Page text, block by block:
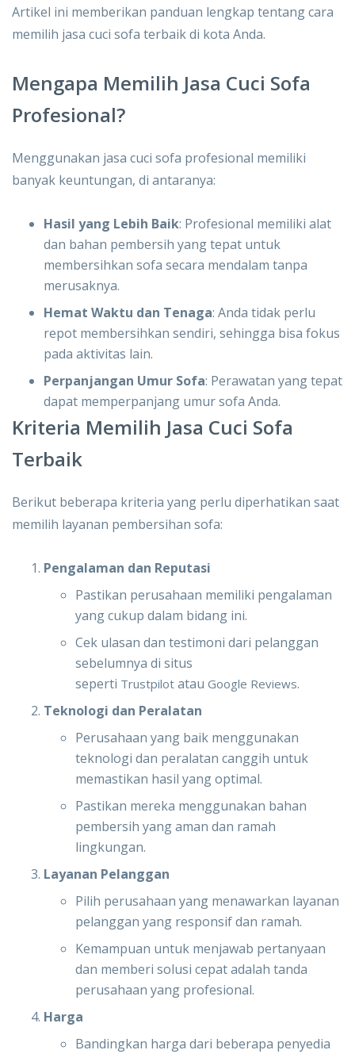
Artikel ini memberikan panduan lengkap tentang cara
memilih jasa cuci sofa terbaik di kota Anda.
Mengapa Memilih Jasa Cuci Sofa
Profesional?
Menggunakan jasa cuci sofa profesional memiliki
banyak keuntungan, di antaranya:
Hasil yang Lebih Baik: Profesional memiliki alat
dan bahan pembersih yang tepat untuk
membersihkan sofa secara mendalam tanpa
merusaknya.
Hemat Waktu dan Tenaga: Anda tidak perlu
repot membersihkan sendiri, sehingga bisa fokus
pada aktivitas lain.
Perpanjangan Umur Sofa: Perawatan yang tepat
dapat memperpanjang umur sofa Anda.
Kriteria Memilih Jasa Cuci Sofa
Terbaik
Berikut beberapa kriteria yang perlu diperhatikan saat
memilih layanan pembersihan sofa:
Pengalaman dan Reputasi
Pastikan perusahaan memiliki pengalaman
yang cukup dalam bidang ini.
Cek ulasan dan testimoni dari pelanggan
sebelumnya di situs
seperti Trustpilot atau Google Reviews.
Teknologi dan Peralatan
Perusahaan yang baik menggunakan
teknologi dan peralatan canggih untuk
memastikan hasil yang optimal.
Pastikan mereka menggunakan bahan
pembersih yang aman dan ramah
lingkungan.
Layanan Pelanggan
Pilih perusahaan yang menawarkan layanan
pelanggan yang responsif dan ramah.
Kemampuan untuk menjawab pertanyaan
dan memberi solusi cepat adalah tanda
perusahaan yang profesional.
Harga
Bandingkan harga dari beberapa penyedia